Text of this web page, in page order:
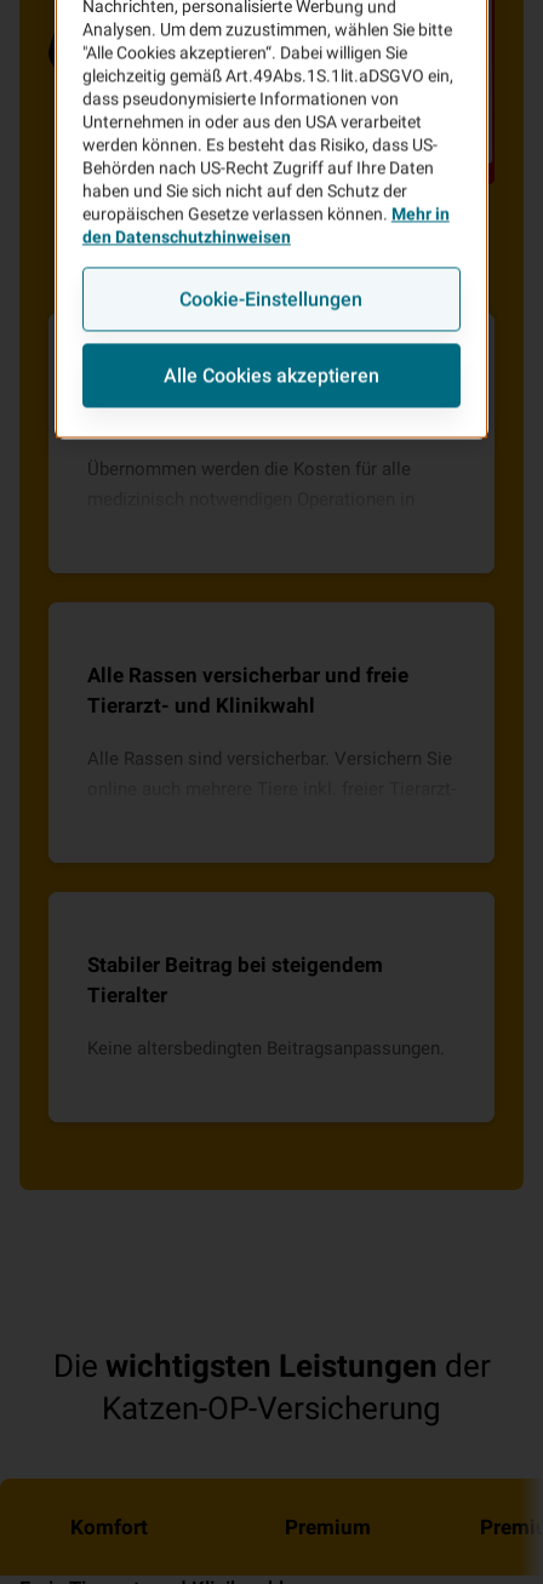
Übernahme der Kosten für medizinisch
notwendige Operationen
Übernommen werden die Kosten für alle
Alle Rassen versicherbar und freie
Tierarzt- und Klinikwahl
Alle Rassen sind versicherbar. Versichern Sie
Stabiler Beitrag bei steigendem
Tieralter
Keine altersbedingten Beitragsanpassungen.
Die wichtigsten Leistungen der
Katzen-OP-Versicherung
Komfort Premium
Nachrichten, personalisierte Werbung und
Analysen. Um dem zuzustimmen, wählen Sie bitte
"Alle Cookies akzeptieren“. Dabei willigen Sie
gleichzeitig gemäß Art.49Abs.1S.1lit.aDSGVO ein,
dass pseudonymisierte Informationen von
Unternehmen in oder aus den USA verarbeitet
werden können. Es besteht das Risiko, dass US-
Behörden nach US-Recht Zugriff auf Ihre Daten
haben und Sie sich nicht auf den Schutz der
europäischen Gesetze verlassen können. Mehr in
den Datenschutzhinweisen
Cookie-Einstellungen
Alle Cookies akzeptieren